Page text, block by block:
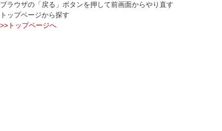
ブラウザの「戻る」ボタンを押して前画面からやり直す
トップページから探す
>>トップページへ